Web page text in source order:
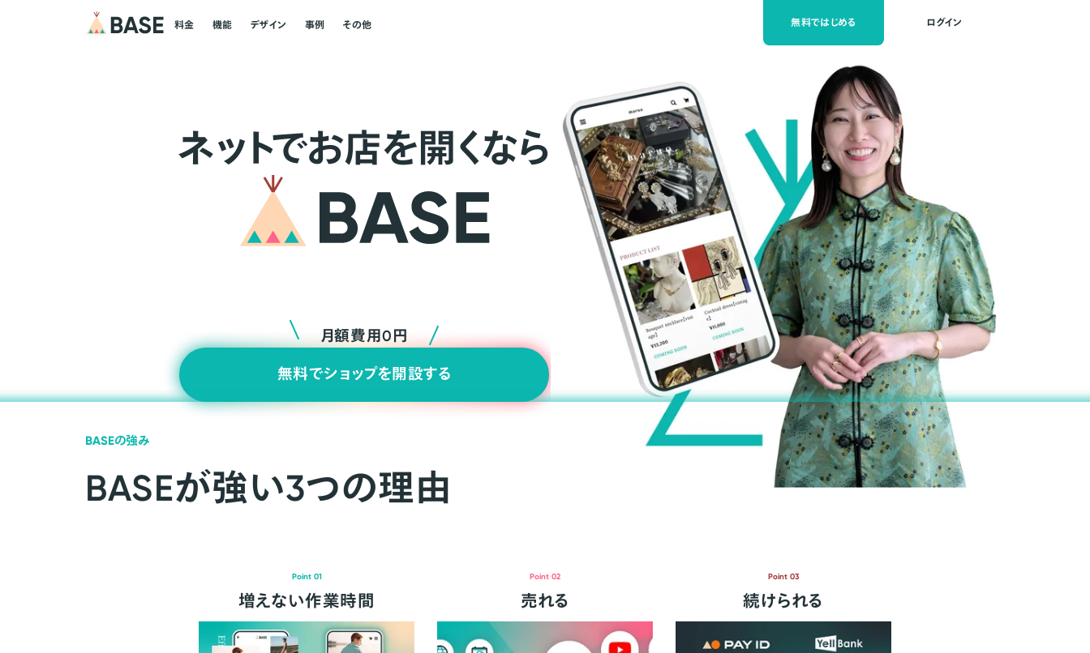
料金 機能 デザイン 事例 その他 無料ではじめる ログイン
ネッ トでお店を開くなら
月額費用0円
無料でショップを開設する
BASEの強み
BASEが強い3つの理由
Point 01
増えない作業時間
Point 02
売れる
Point 03
続けられる